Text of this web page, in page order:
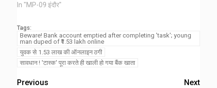
In "MP-09 इंदौर"
Tags:
Beware! Bank account emptied after completing 'task'; young
man duped of ₹1.53 lakh online
युवक से 1.53 लाख की ऑनलाइन ठगी
सावधान ! 'टास्क' पूरा करते ही खाली हो गया बैंक खाता
Previous
Next